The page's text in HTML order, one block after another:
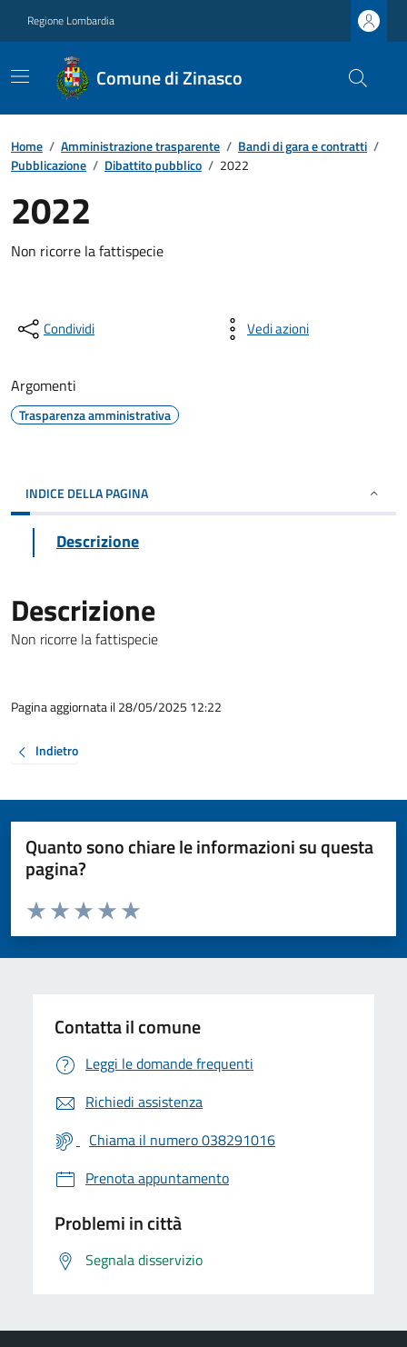
Regione Lombardia
Comune di Zinasco
Home / Amministrazione trasparente / Bandi di gara e contratti /
Pubblicazione / Dibattito pubblico / 2022
2022
Non ricorre la fattispecie
Condividi Vedi azioni
Argomenti
Trasparenza amministrativa
INDICE DELLA PAGINA
Descrizione
Descrizione
Non ricorre la fattispecie
Pagina aggiornata il 28/05/2025 12:22
Indietro
Quanto sono chiare le informazioni su questa
pagina?
Valuta da 1 a 5 stelle la pagina
Valuta 5 stelle su 5
Valuta 4 stelle su 5
Valuta 3 stelle su 5
Valuta 2 stelle su 5
Valuta 1 stelle su 5
Contatta il comune
Leggi le domande frequenti
Richiedi assistenza
Chiama il numero 038291016
Prenota appuntamento
Problemi in città
Segnala disservizio